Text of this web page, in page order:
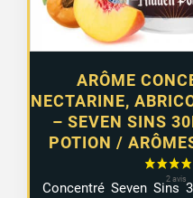
ARÔME
NECTARINE,
– SEVEN SINS
POTION /
Concentré Seven Sins